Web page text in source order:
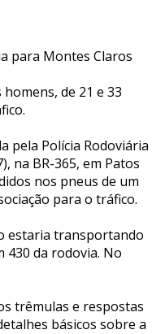
para Montes Claros
de 21 e 33
pela Polícia Rodoviária
na BR-365, em Patos
nos pneus de um
para o tráfico.
estaria transportando
430 da rodovia. No
trêmulas e respostas
básicos sobre a